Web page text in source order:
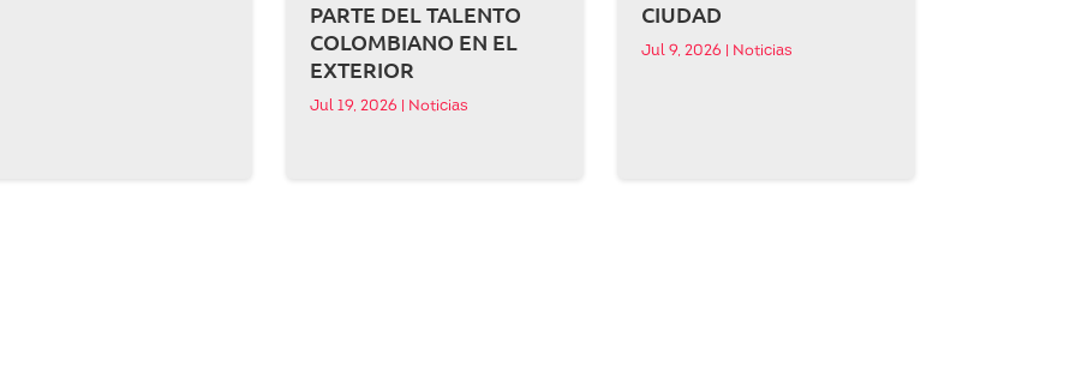
PARTE DEL TALENTO
COLOMBIANO EN EL
EXTERIOR
Jul 19, 2026 Noticias
CIUDAD
Jul 9, 2026 Noticias